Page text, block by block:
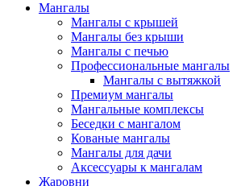
Мангалы
Мангалы с крышей
Мангалы без крыши
Мангалы с печью
Профессиональные мангалы
Мангалы с вытяжкой
Премиум мангалы
Мангальные комплексы
Беседки с мангалом
Кованые мангалы
Мангалы для дачи
Аксессуары к мангалам
Жаровни